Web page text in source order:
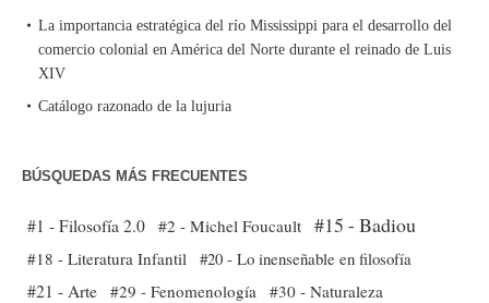
La importancia estratégica del río Mississippi para el desarrollo del
comercio colonial en América del Norte durante el reinado de Luis
XIV
Catálogo razonado de la lujuria
BÚSQUEDAS MÁS FRECUENTES
#1 - Filosofía 2.0 #2 - Michel Foucault #15 - Badiou
#18 - Literatura Infantil #20 - Lo inenseñable en filosofía
#21 - Arte #29 - Fenomenología
#30 - Naturaleza